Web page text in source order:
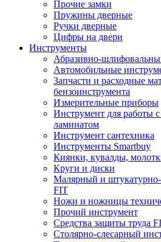
Прочие замки
Пружины дверные
Ручки дверные
Цифры на двери
Инструменты
Абразивно-
Автомобильные
Запчасти и расходные
бензоинструмента
Измерительные приборы
Инструмент для работы
ламинатом
Инструмент сантехника
Инструменты Smartbuy
Киянки, кувалды,
Круги и диски
Малярный и
FIT
Ножи и ножницы
Прочий инструмент
Средства защиты труда
Столярно-слесарный